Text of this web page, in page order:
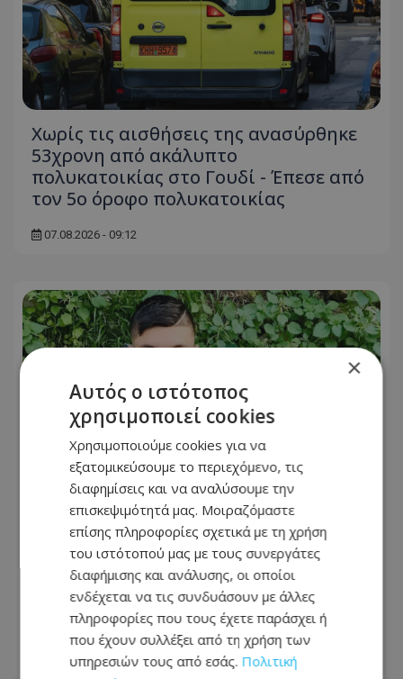
Χωρίς τις αισθήσεις της ανασύρθηκε
53χρονη από ακάλυπτο
πολυκατοικίας στο Γουδί - Έπεσε από
τον 5ο όροφο πολυκατοικίας
07.08.2026 - 09:12
«Δεν το πιστεύουμε», λένε οι
Αμερικανοί που υιοθέτησαν τον
Αφγανό στη Λέσβο - Η αρχική εκδοχή
για το φονικό στην Κυψέλη και η
σιωπή στην απολογία
07.08.2026 - 08:16
×
Αυτός ο ιστότοπος
χρησιμοποιεί cookies
Χρησιμοποιούμε cookies για να
εξατομικεύσουμε το περιεχόμενο, τις
διαφημίσεις και να αναλύσουμε την
επισκεψιμότητά μας. Μοιραζόμαστε
επίσης πληροφορίες σχετικά με τη χρήση
του ιστότοπού μας με τους συνεργάτες
διαφήμισης και ανάλυσης, οι οποίοι
ενδέχεται να τις συνδυάσουν με άλλες
πληροφορίες που τους έχετε παράσχει ή
που έχουν συλλέξει από τη χρήση των
υπηρεσιών τους από εσάς. Πολιτική